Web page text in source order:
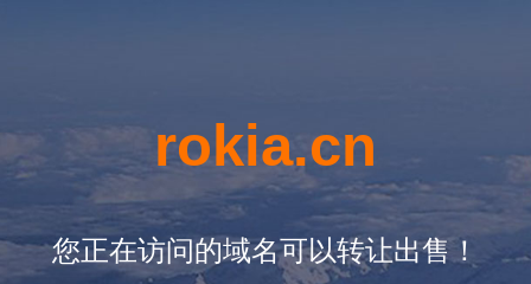
rokia.cn
您正在访问的域名可以转让出售！